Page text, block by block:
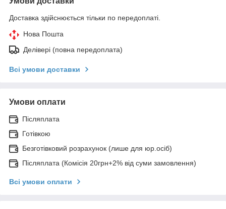
Доставка здійснюється тільки по передоплаті.
Нова Пошта
Делівері (повна передоплата)
Всі умови доставки
Умови оплати
Післяплата
Готівкою
Безготівковий розрахунок (лише для юр.осіб)
Післяплата (Комісія 20грн+2% від суми замовлення)
Всі умови оплати